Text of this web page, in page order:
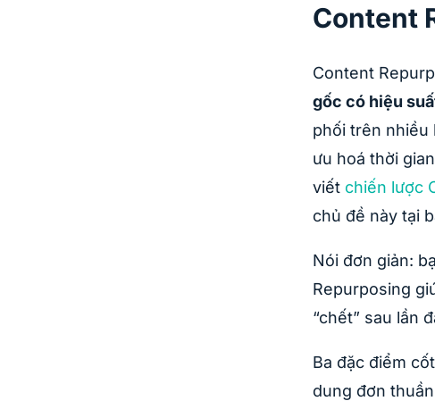
Content
Content
gốc có hiệu
phối trên nhiều
ưu hoá thời
viết chiến lược
chủ đề này tại
Nói đơn giản:
Repurposing
“chết” sau lần
Ba đặc điểm
dung đơn